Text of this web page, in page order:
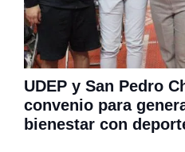
UDEP y San Pedro
convenio para
bienestar con